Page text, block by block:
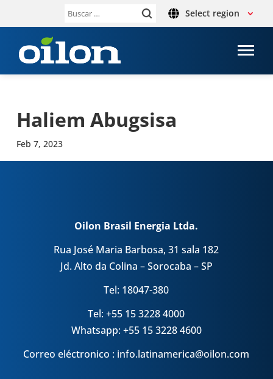
Buscar: Select region
Haliem Abug­sisa
Feb 7, 2023
Oilon Brasil Energia Ltda.
Rua José Maria Barbosa, 31 sala 182
Jd. Alto da Colina – Sorocaba – SP
Tel: 18047-380
Tel: +55 15 3228 4000
Whatsapp: +55 15 3228 4600
Correo eléctronico : info.latinamerica@oilon.com